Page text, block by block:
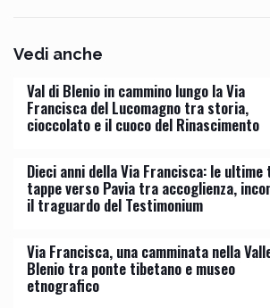
Vedi anche
Val di Blenio in cammino lungo la Via
Francisca del Lucomagno tra storia,
cioccolato e il cuoco del Rinascimento
Dieci anni della Via Francisca: le
tappe verso Pavia tra accoglienza,
il traguardo del Testimonium
Via Francisca, una camminata nella
Blenio tra ponte tibetano e museo
etnografico